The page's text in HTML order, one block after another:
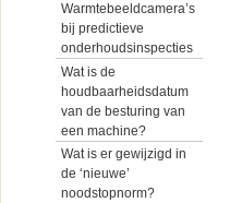
Warmtebeeldcamera’s
bij predictieve
onderhoudsinspecties
Wat is de
houdbaarheidsdatum
van de besturing van
een machine?
Wat is er gewijzigd in
de ‘nieuwe’
noodstopnorm?